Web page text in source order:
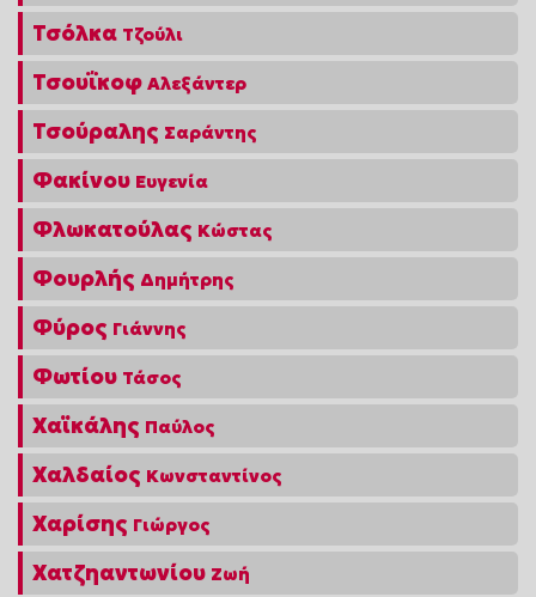
Τσόλκα Τζούλι
Τσουΐκοφ Αλεξάντερ
Τσούραλης Σαράντης
Φακίνου Ευγενία
Φλωκατούλας Κώστας
Φουρλής Δημήτρης
Φύρος Γιάννης
Φωτίου Τάσος
Χαϊκάλης Παύλος
Χαλδαίος Κωνσταντίνος
Χαρίσης Γιώργος
Χατζηαντωνίου Ζωή